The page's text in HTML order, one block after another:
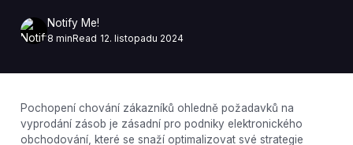
Notify Me!
8 minRead 12. listopadu 2024
Pochopení chování zákazníků ohledně požadavků na
vyprodání zásob je zásadní pro podniky elektronického
obchodování, které se snaží optimalizovat své strategie